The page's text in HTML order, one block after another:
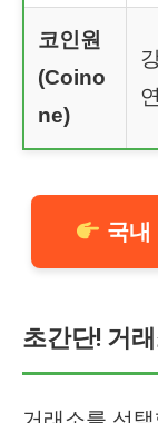
코인원
(Coino
ne)
국내
초간단! 거